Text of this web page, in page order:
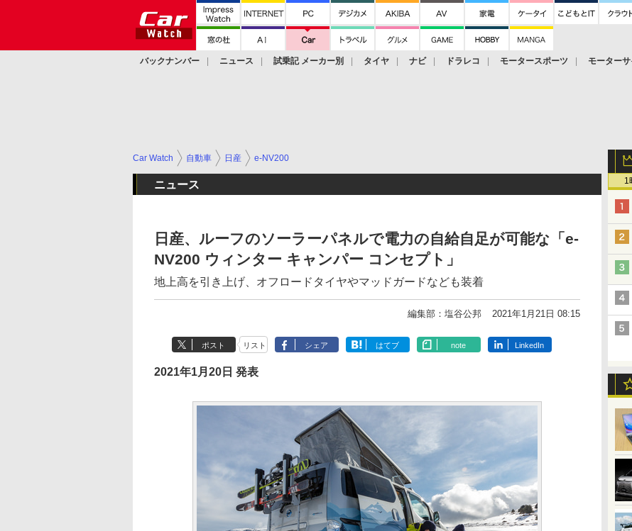
バックナンバー ニュース 試乗記 メーカー別 タイヤ ナビ ドラレコ モータースポーツ モーター
1
Car Watch 自動車 日産 e-NV200
ニュース
日産、ルーフのソーラーパネルで電力の自給自足が可能な「e-
NV200 ウィンター キャンパー コンセプト」
地上高を引き上げ、オフロードタイヤやマッドガードなども装着
編集部：塩谷公邦 2021年1月21日 08:15
ポスト リスト シェア はてブ note LinkedIn
2021年1月20日 発表